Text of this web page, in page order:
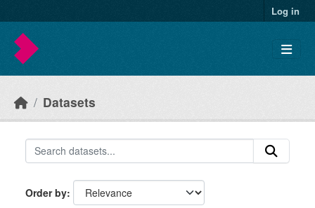
Log in
Datasets
Order by